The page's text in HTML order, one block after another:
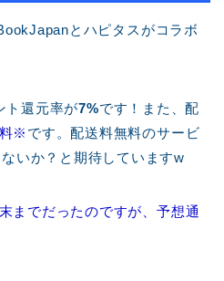
とハピタスがコラボ
ト還元率が7%です！また、配
※ です。配送料無料のサービ
いか？と期待していますw
までだったのですが、予想通